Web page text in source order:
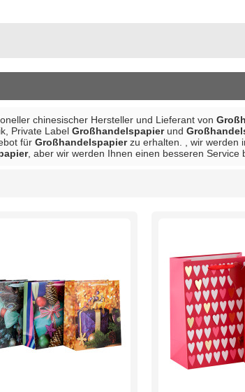
chinesischer Hersteller und Lieferant von
Private Label Großhandelspapierund
für Großhandelspapierzu erhalten. , wir werden
, aber wir werden Ihnen einen besseren Service